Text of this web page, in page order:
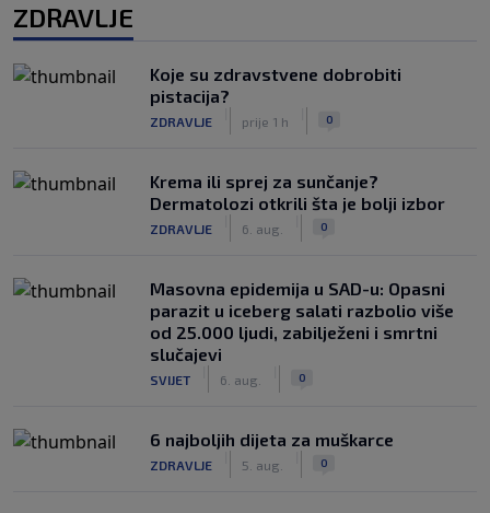
ZDRAVLJE
Koje su zdravstvene dobrobiti
pistacija?
ZDRAVLJE prije 1 h 0
Krema ili sprej za sunčanje?
Dermatolozi otkrili šta je bolji izbor
ZDRAVLJE 6. aug. 0
Masovna epidemija u SAD-u: Opasni
parazit u iceberg salati razbolio više
od 25.000 ljudi, zabilježeni i smrtni
slučajevi
SVIJET 6. aug. 0
6 najboljih dijeta za muškarce
ZDRAVLJE 5. aug. 0